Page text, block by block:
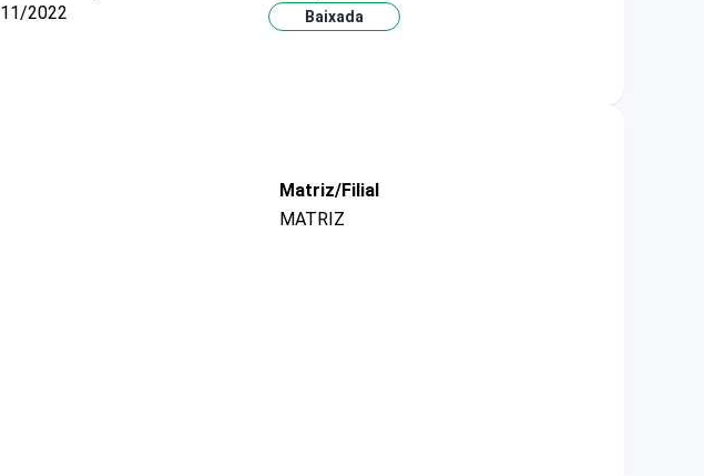
2022
Baixada
Matriz/Filial
MATRIZ